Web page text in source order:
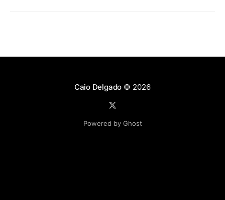
Caio Delgado © 2026
Powered by Ghost